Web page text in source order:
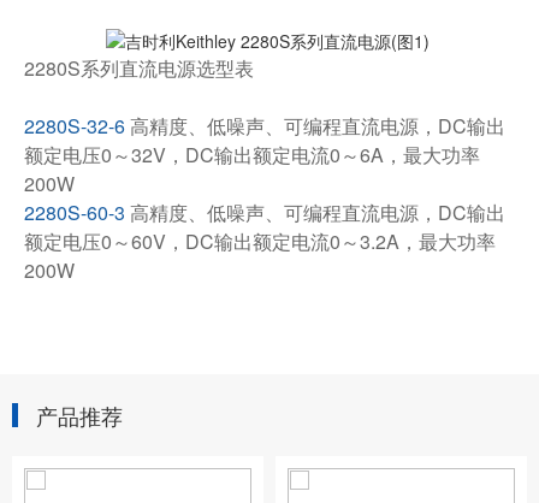
2280S系列直流电源选型表
2280S-32-6高精度、低噪声、可编程直流电源，DC输出
额定电压0～32V，DC输出额定电流0～6A，最大功率
200W
2280S-60-3 高精度、低噪声、可编程直流电源，DC输出
额定电压0～60V，DC输出额定电流0～3.2A，最大功率
200W
产品推荐